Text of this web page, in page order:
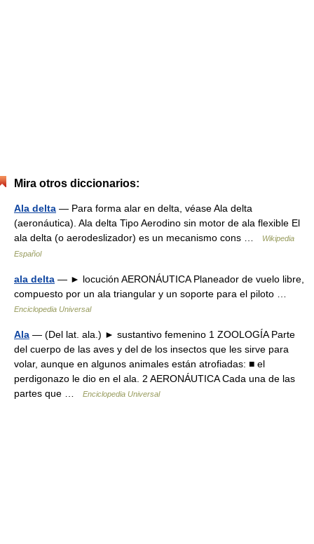
Mira otros diccionarios:
Ala delta — Para forma alar en delta, véase Ala delta
(aeronáutica). Ala delta Tipo Aerodino sin motor de ala flexible El
ala delta (o aerodeslizador) es un mecanismo cons …
Wikipedia
Español
ala delta — ► locución AERONÁUTICA Planeador de vuelo libre,
compuesto por un ala triangular y un soporte para el piloto …
Enciclopedia Universal
Ala — (Del lat. ala.) ► sustantivo femenino 1 ZOOLOGÍA Parte
del cuerpo de las aves y del de los insectos que les sirve para
volar, aunque en algunos animales están atrofiadas: ■ el
perdigonazo le dio en el ala. 2 AERONÁUTICA Cada una de las
partes que …
Enciclopedia Universal